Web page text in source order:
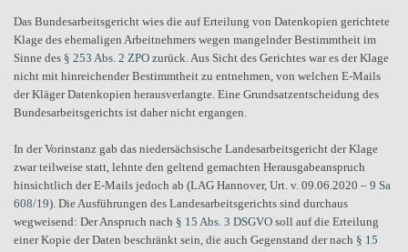
Das Bundesarbeitsgericht wies die auf Erteilung von Datenkopien gerichtete
Klage des ehemaligen Arbeitnehmers wegen mangelnder Bestimmtheit im
Sinne des § 253 Abs. 2 ZPO zurück. Aus Sicht des Gerichtes war es der Klage
nicht mit hinreichender Bestimmtheit zu entnehmen, von welchen E-Mails
der Kläger Datenkopien herausverlangte. Eine Grundsatzentscheidung des
Bundesarbeitsgerichts ist daher nicht ergangen.
In der Vorinstanz gab das niedersächsische Landesarbeitsgericht der Klage
zwar teilweise statt, lehnte den geltend gemachten Herausgabeanspruch
hinsichtlich der E-Mails jedoch ab (LAG Hannover, Urt. v. 09.06.2020 – 9 Sa
608/19). Die Ausführungen des Landesarbeitsgerichts sind durchaus
wegweisend: Der Anspruch nach § 15 Abs. 3 DSGVO soll auf die Erteilung
einer Kopie der Daten beschränkt sein, die auch Gegenstand der nach § 15